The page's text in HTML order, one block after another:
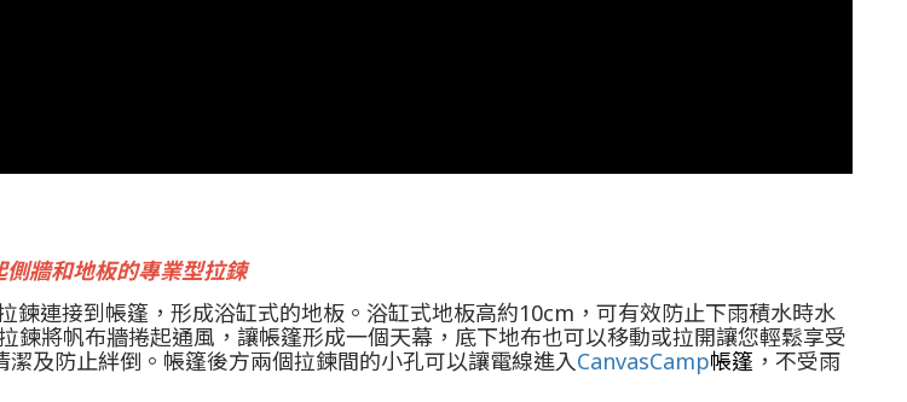
側牆和地板的專業型拉鍊
連接到帳篷，形成浴缸式的地板。浴缸式地板高約10cm，可有效防止下雨積水時水
將帆布牆捲起通風，讓帳篷形成一個天幕，底下地布也可以移動或拉開讓您輕鬆享受
及防止絆倒。帳篷後方兩個拉鍊間的小孔可以讓電線進入CanvasCamp帳篷 ，不受雨